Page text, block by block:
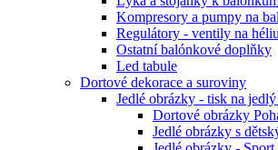
Kompresory a pumpy na
Regulátory - ventily na
Ostatní balónkové doplňky
Led tabule
Dortové dekorace a suroviny
Jedlé obrázky - tisk na
Dortové obrázky
Jedlé obrázky s